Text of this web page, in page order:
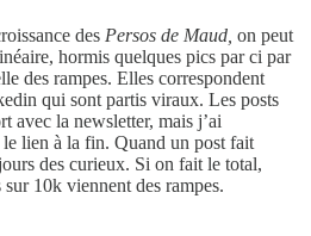
des Persos de Maud, on peut
hormis quelques pics par ci par
des rampes. Elles correspondent
qui sont partis viraux. Les posts
avec la newsletter, mais j’ai
le lien à la fin. Quand un post fait
des curieux. Si on fait le total,
10k viennent des rampes.